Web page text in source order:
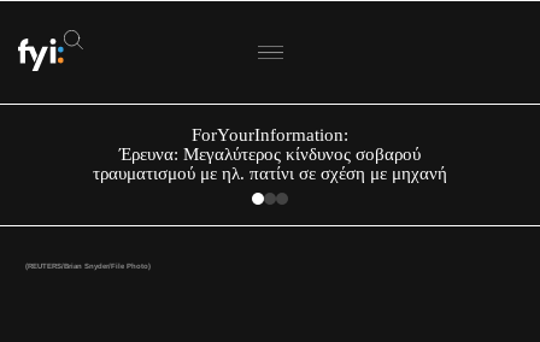
ForYourInformation:
Έρευνα: Μεγαλύτερος κίνδυνος σοβαρού
τραυματισμού με ηλ. πατίνι σε σχέση με μηχανή
(REUTERS/Brian Snyder/File Photo)